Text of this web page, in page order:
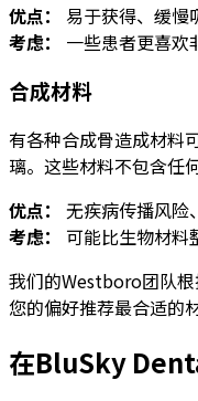
优点：
易于获得、缓慢
考虑：
一些患者更喜欢
合成材料
有各种合成骨造成材料
璃。这些材料不包含任
优点：
无疾病传播风险
考虑：
可能比生物材料
我们的Westboro团队
您的偏好推荐最合适的
在BluSky